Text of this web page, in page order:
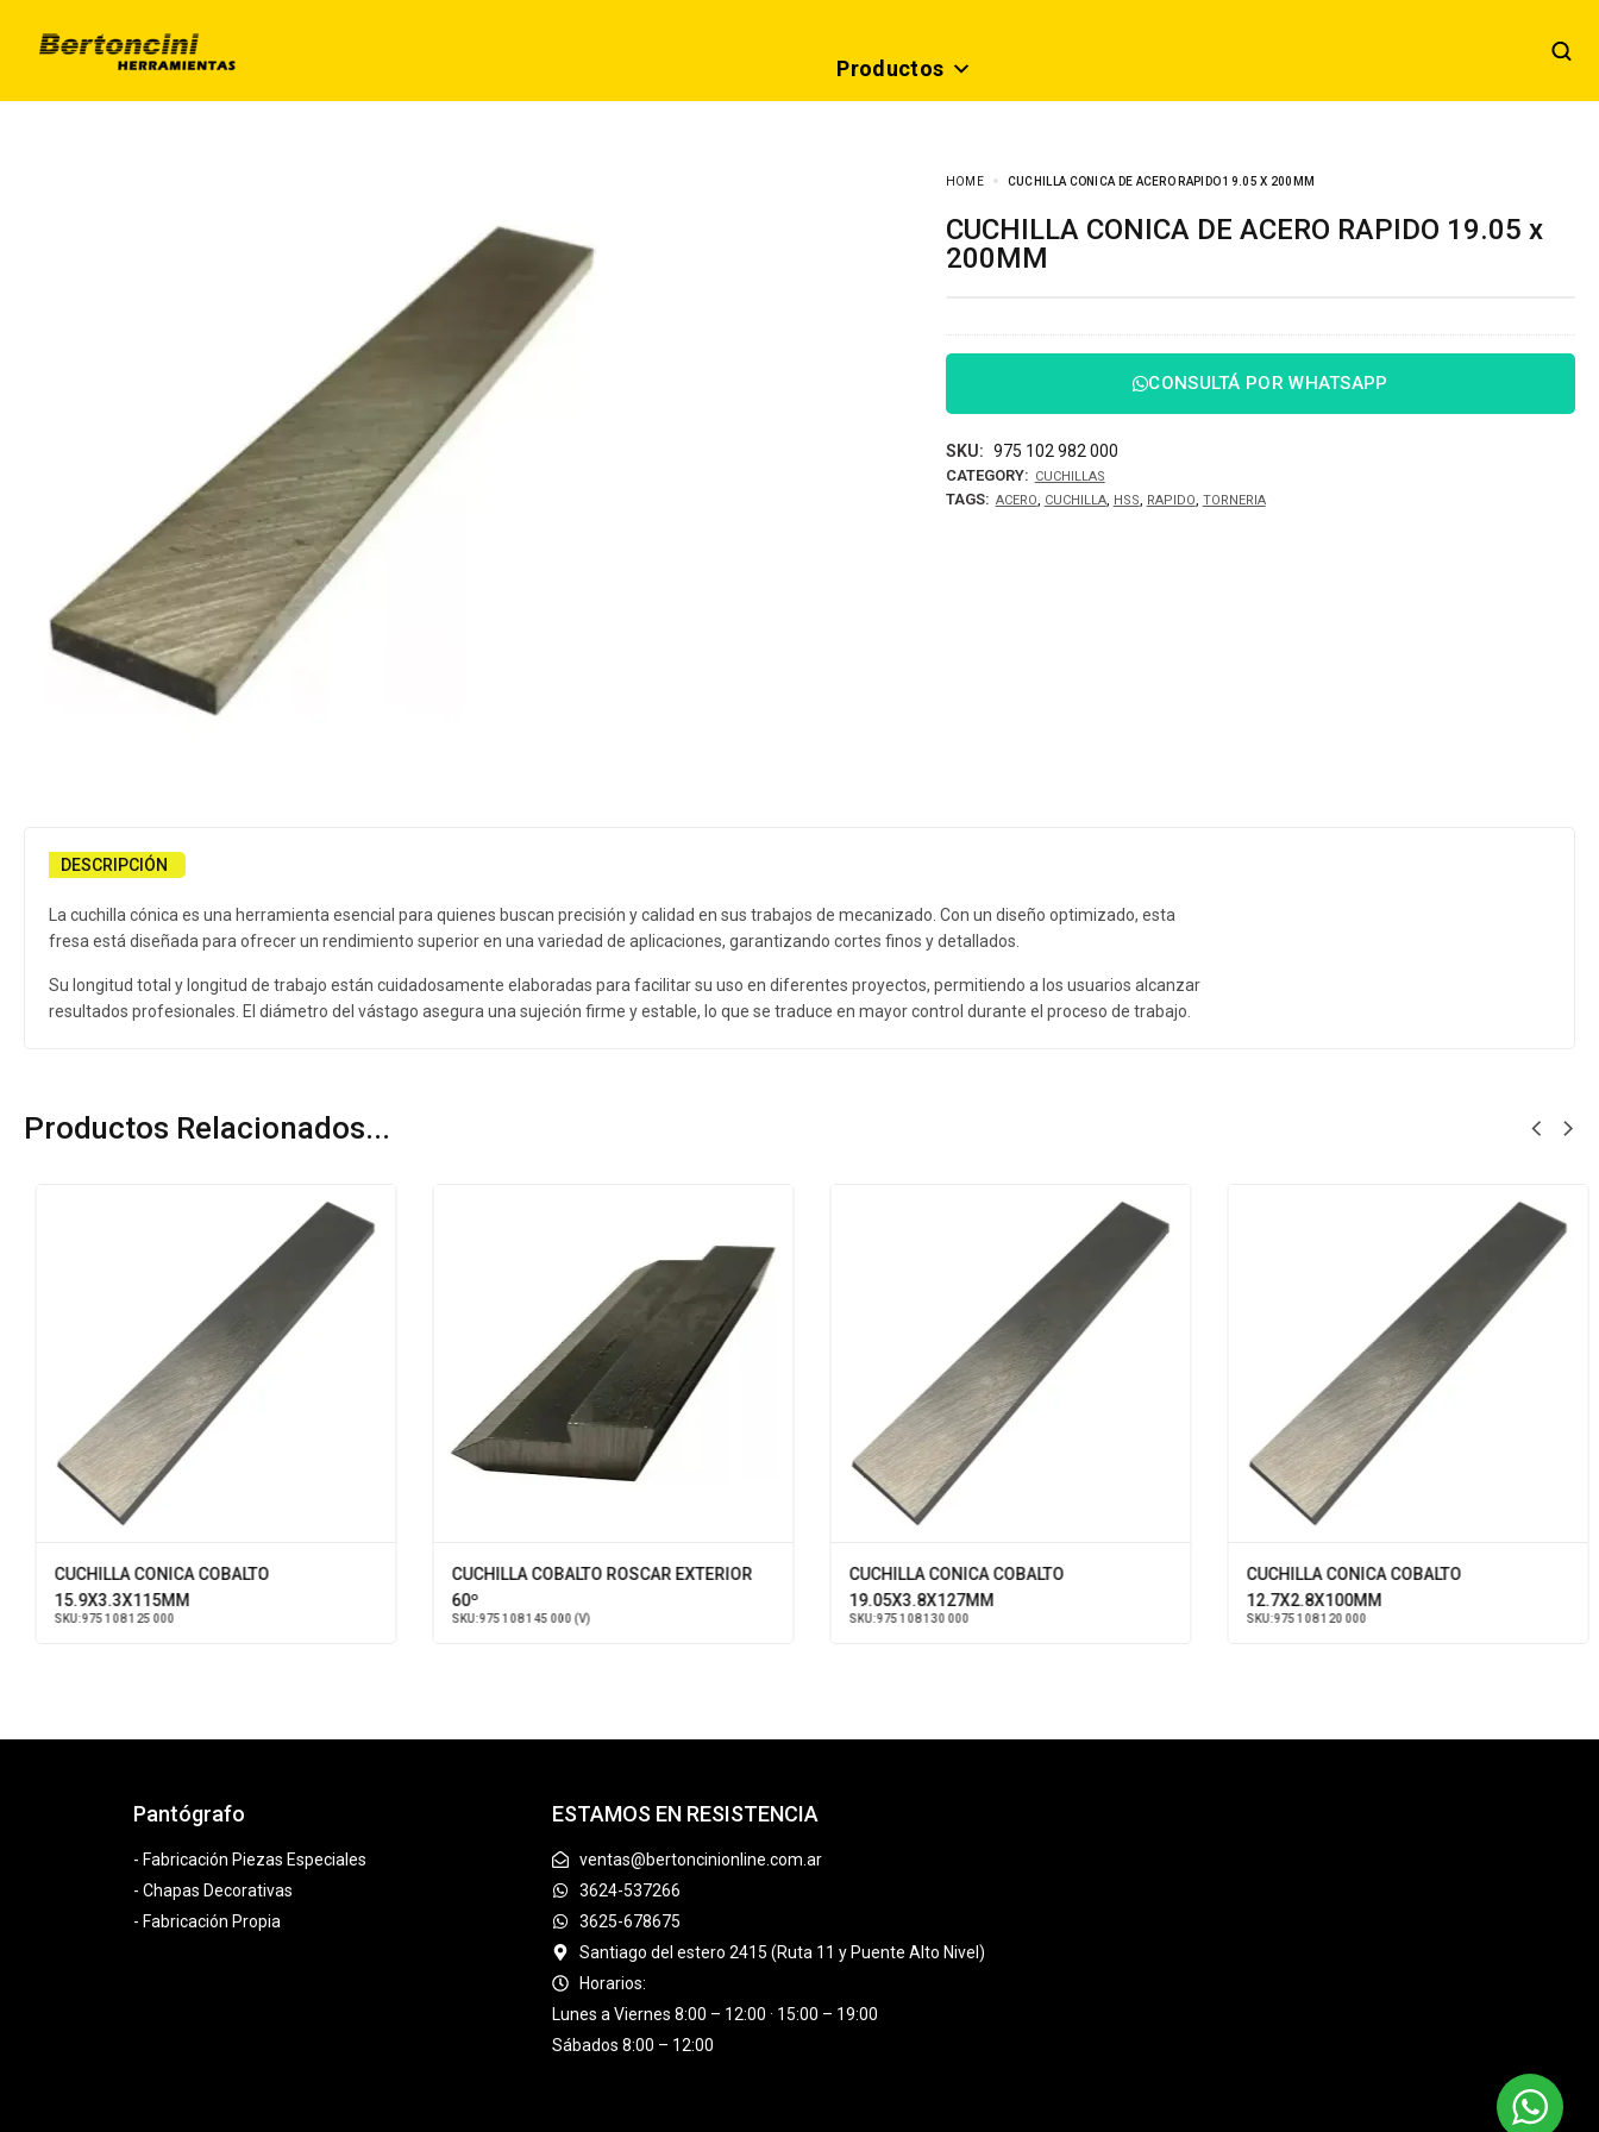
Productos
HOME CUCHILLA CONICA DE ACERO RAPIDO 19.05 X 200MM
CUCHILLA CONICA DE ACERO RAPIDO 19.05 x
200MM
CONSULTÁ POR WHATSAPP
SKU: 975 102 982 000
CATEGORY: CUCHILLAS
TAGS: ACERO, CUCHILLA, HSS, RAPIDO, TORNERIA
DESCRIPCIÓN
La cuchilla cónica es una herramienta esencial para quienes buscan precisión y calidad en sus trabajos de mecanizado. Con un diseño optimizado, esta
fresa está diseñada para ofrecer un rendimiento superior en una variedad de aplicaciones, garantizando cortes finos y detallados.
Su longitud total y longitud de trabajo están cuidadosamente elaboradas para facilitar su uso en diferentes proyectos, permitiendo a los usuarios alcanzar
resultados profesionales. El diámetro del vástago asegura una sujeción firme y estable, lo que se traduce en mayor control durante el proceso de trabajo.
Productos Relacionados...
CUCHILLA CONICA COBALTO
15.9X3.3X115MM
SKU:975 108 125 000
CUCHILLA COBALTO ROSCAR EXTERIOR
60º
SKU:975 108 145 000 (V)
CUCHILLA CONICA COBALTO
19.05X3.8X127MM
SKU:975 108 130 000
CUCHILLA CONICA COBALTO
12.7X2.8X100MM
SKU:975 108 120 000
Pantógrafo
- Fabricación Piezas Especiales
- Chapas Decorativas
- Fabricación Propia
ESTAMOS EN RESISTENCIA
ventas@bertoncinionline.com.ar
3624-537266
3625-678675
Santiago del estero 2415 (Ruta 11 y Puente Alto Nivel)
Horarios:
Lunes a Viernes 8:00 – 12:00 · 15:00 – 19:00
Sábados 8:00 – 12:00